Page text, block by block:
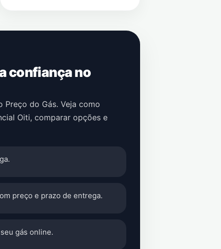
confiança no
do Gás. Veja como
Oiti, comparar opções e
preço e prazo de entrega.
gás online.